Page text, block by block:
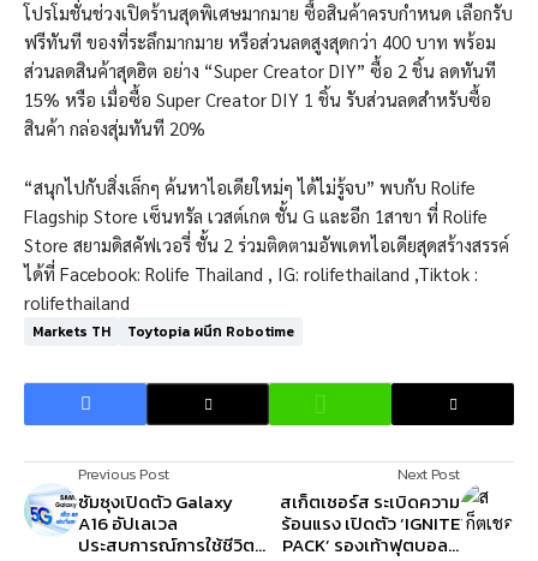
โปรโมชั่นช่วงเปิดร้านสุดพิเศษมากมาย ซื้อสินค้าครบกำหนด เลือกรับ
ฟรีทันที ของที่ระลึกมากมาย หรือส่วนลดสูงสุดกว่า 400 บาท พร้อม
ส่วนลดสินค้าสุดฮิต อย่าง “Super Creator DIY” ซื้อ 2 ชิ้น ลดทันที
15% หรือ เมื่อซื้อ Super Creator DIY 1 ชิ้น รับส่วนลดสำหรับซื้อ
สินค้า กล่องสุ่มทันที 20%
“สนุกไปกับสิ่งเล็กๆ ค้นหาไอเดียใหม่ๆ ได้ไม่รู้จบ” พบกับ Rolife
Flagship Store เซ็นทรัล เวสต์เกต ชั้น G และอีก 1สาขา ที่ Rolife
Store สยามดิสคัฟเวอรี่ ชั้น 2 ร่วมติดตามอัพเดทไอเดียสุดสร้างสรรค์
ได้ที่ Facebook: Rolife Thailand , IG: rolifethailand ,Tiktok :
rolifethailand
Markets TH Toytopia ผนึก Robotime
Previous Post
ซัมซุงเปิดตัว Galaxy
A16 อัปเลเวล
ประสบการณ์การใช้ชีวิต
Next Post
สเก็ตเชอร์ส ระเบิดความ
ร้อนแรง เปิดตัว ‘IGNITE
PACK’ รองเท้าฟุตบอลสี